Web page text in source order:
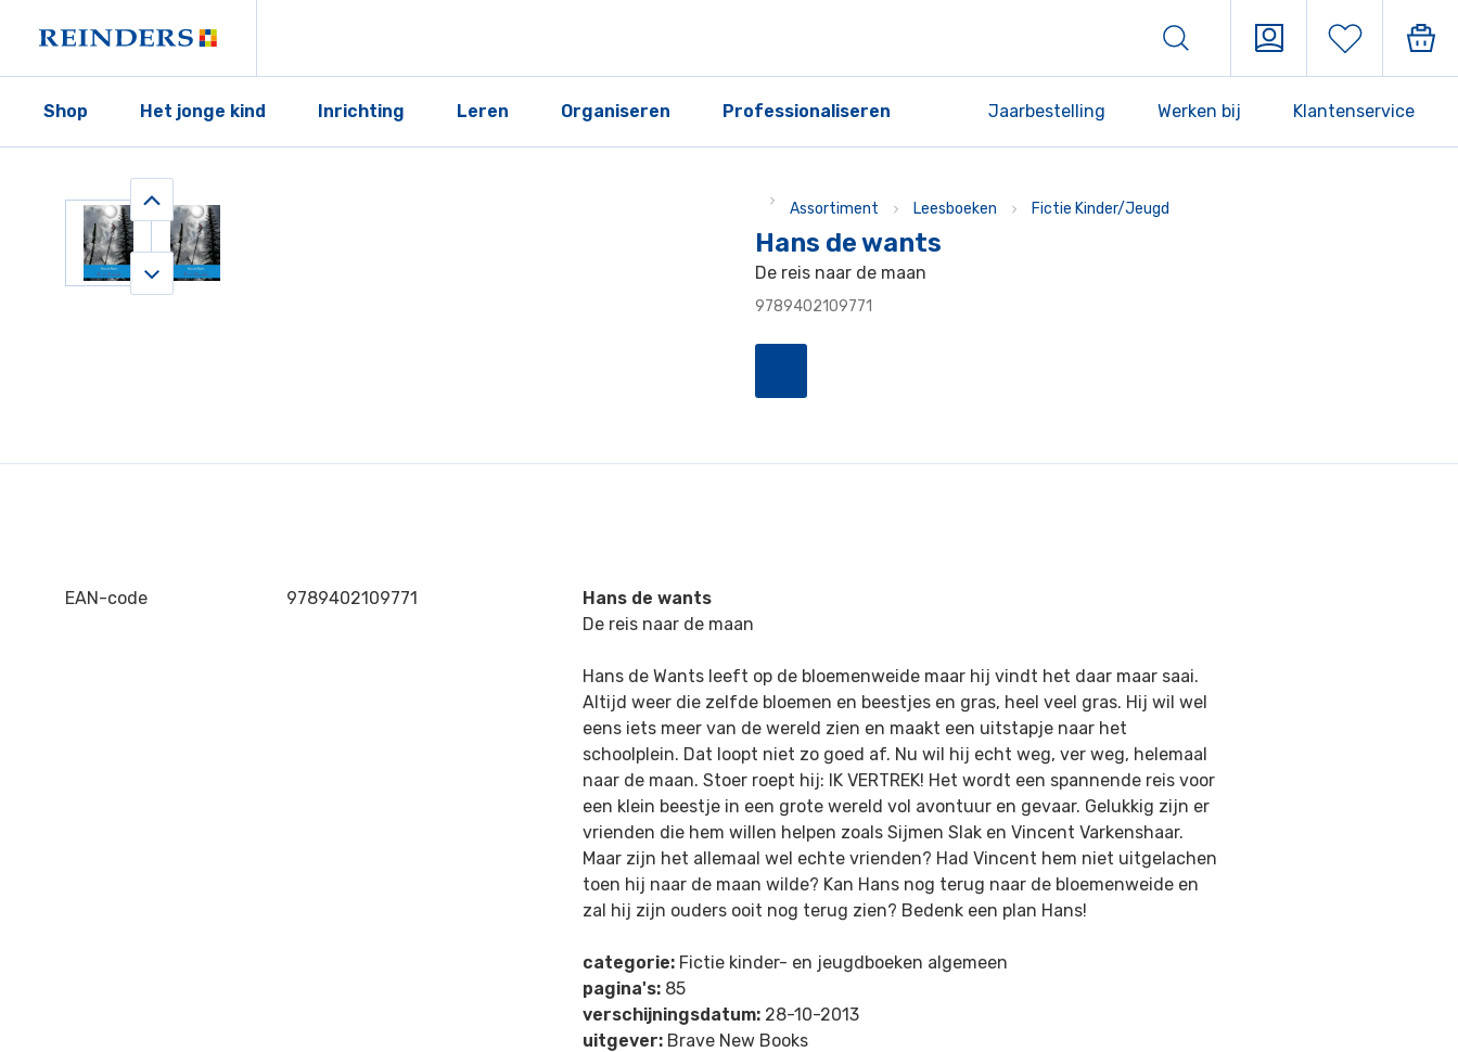
Shop Het jonge kind Inrichting Leren Organiseren Professionaliseren Jaarbestelling Werken bij Klantenservice
Assortiment Leesboeken Fictie Kinder/Jeugd
Hans de wants
De reis naar de maan
9789402109771
EAN-code 9789402109771
Hans de wants
De reis naar de maan
Hans de Wants leeft op de bloemenweide maar hij vindt het daar maar saai.
Altijd weer die zelfde bloemen en beestjes en gras, heel veel gras. Hij wil wel
eens iets meer van de wereld zien en maakt een uitstapje naar het
schoolplein. Dat loopt niet zo goed af. Nu wil hij echt weg, ver weg, helemaal
naar de maan. Stoer roept hij: IK VERTREK! Het wordt een spannende reis voor
een klein beestje in een grote wereld vol avontuur en gevaar. Gelukkig zijn er
vrienden die hem willen helpen zoals Sijmen Slak en Vincent Varkenshaar.
Maar zijn het allemaal wel echte vrienden? Had Vincent hem niet uitgelachen
toen hij naar de maan wilde? Kan Hans nog terug naar de bloemenweide en
zal hij zijn ouders ooit nog terug zien? Bedenk een plan Hans!
categorie: Fictie kinder- en jeugdboeken algemeen
pagina's: 85
verschijningsdatum: 28-10-2013
uitgever: Brave New Books